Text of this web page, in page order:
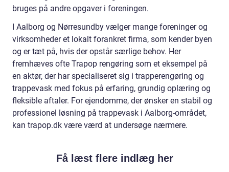
bruges på andre opgaver i foreningen.
I Aalborg og Nørresundby vælger mange foreninger og
virksomheder et lokalt forankret firma, som kender byen
og er tæt på, hvis der opstår særlige behov. Her
fremhæves ofte Trapop rengøring som et eksempel på
en aktør, der har specialiseret sig i trapperengøring og
trappevask med fokus på erfaring, grundig oplæring og
fleksible aftaler. For ejendomme, der ønsker en stabil og
professionel løsning på trappevask i Aalborg-området,
kan trapop.dk være værd at undersøge nærmere.
Få læst flere indlæg her